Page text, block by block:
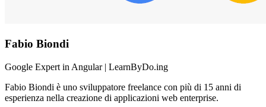
Fabio Biondi
Google Expert in Angular | LearnByDo.ing
Fabio Biondi è uno sviluppatore freelance con più di 15 anni di
esperienza nella creazione di applicazioni web enterprise.